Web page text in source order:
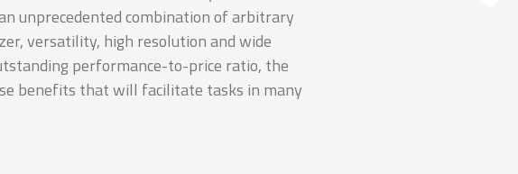
unprecedented combination of arbitrary
versatility, high resolution and wide
performance-to-price ratio, the
benefits that will facilitate tasks in many